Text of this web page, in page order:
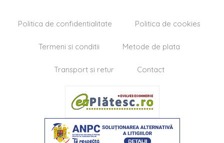
Politica de confidentialitate Politica de cookies
Termeni si conditii Metode de plata
Transport si retur Contact